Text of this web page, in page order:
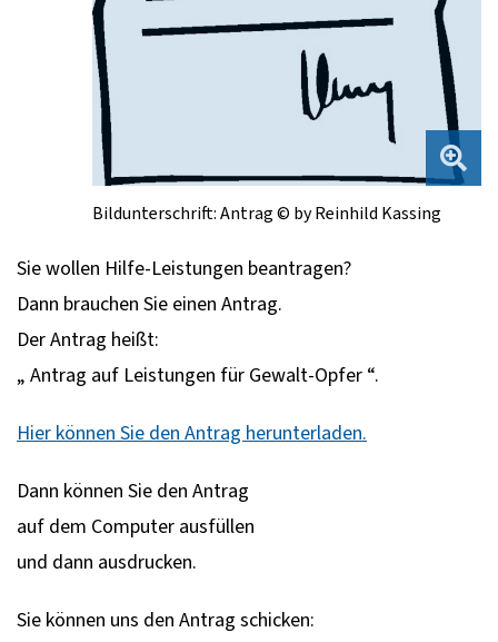
Bildunterschrift: Antrag © by Reinhild Kassing
Sie wollen Hilfe-Leistungen beantragen?
Dann brauchen Sie einen Antrag.
Der Antrag heißt:
„ Antrag auf Leistungen für Gewalt-Opfer “.
Hier können Sie den Antrag herunterladen.
Dann können Sie den Antrag
auf dem Computer ausfüllen
und dann ausdrucken.
Sie können uns den Antrag schicken: